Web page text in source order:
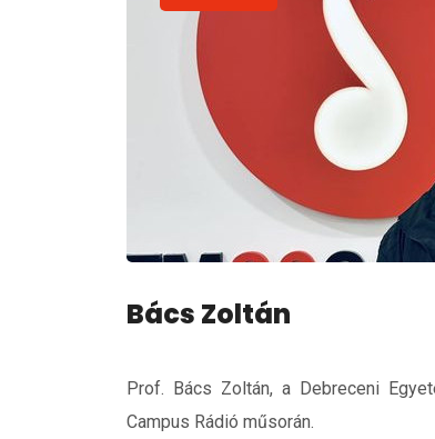
Bács Zoltán
Prof. Bács Zoltán, a Debreceni
Campus Rádió műsorán.